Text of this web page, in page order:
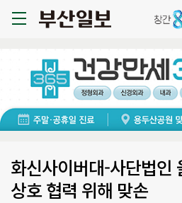
화신사이버대-사단법인
상호 협력 위해 맞손